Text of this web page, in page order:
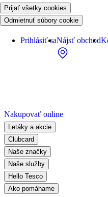
Prijať všetky cookies
Odmietnuť súbory cookie
Prihlásiť saNájsť obchod
Nakupovať online
Letáky a akcie
Clubcard
Naše značky
Naše služby
Hello Tesco
Ako pomáhame